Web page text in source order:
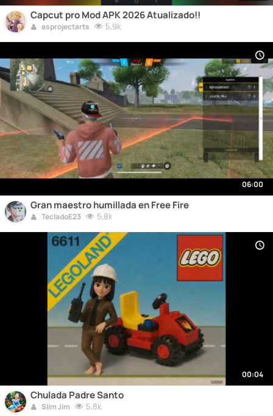
Capcut pro Mod APK 2026 Atualizado!!
asprojectarts 5,9k
06:00
Gran maestro humillada en Free Fire
TecladoE23 5,8k
00:04
Chulada Padre Santo
Slim Jim 5,8k